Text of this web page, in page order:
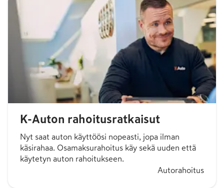
K-Auton rahoitusratkaisut
Nyt saat auton käyttöösi nopeasti, jopa ilman
käsirahaa. Osamaksurahoitus käy sekä uuden että
käytetyn auton rahoitukseen.
Autorahoitus